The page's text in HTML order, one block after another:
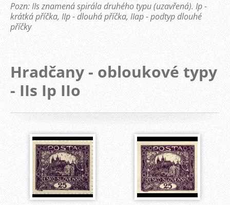
Pozn: IIs znamená spirála druhého typu (uzavřená). Ip -
krátká příčka, IIp - dlouhá příčka, IIap - podtyp dlouhé
příčky
Hradčany - obloukové typy
- IIs Ip IIo